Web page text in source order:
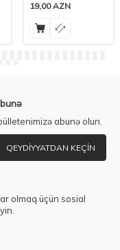
19,00AZN
abunə olun.
QEYDIYYATDAN KEÇIN
olmaq üçün sosial